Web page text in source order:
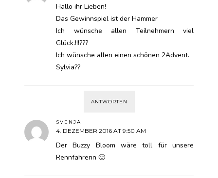
Hallo ihr Lieben!
Das Gewinnspiel ist der Hammer
Ich wünsche allen Teilnehmern viel
Glück.!!!???
Ich wünsche allen einen schönen 2Advent.
Sylvia??
ANTWORTEN
SVENJA
4. DEZEMBER 2016 AT 9:50 AM
Der Buzzy Bloom wäre toll für unsere
Rennfahrerin 🙂